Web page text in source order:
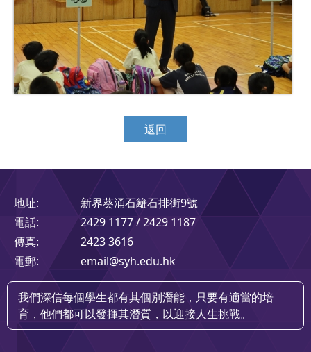
返回
地址:
新界葵涌石籬石排街9號
電話:
2429 1177 / 2429 1187
傳真:
2423 3616
電郵:
email@syh.edu.hk
我們深信每個學生都有其個別潛能，只要有適當的培
育，他們都可以發揮其潛質，以迎接人生挑戰。